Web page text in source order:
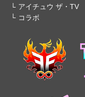
アイチュウ ザ・TV
コラボ